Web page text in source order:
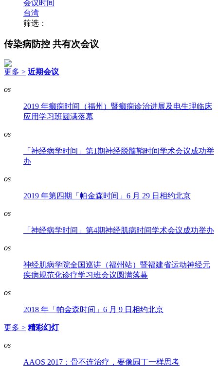
会议时间
台湾
筛选：
传染病防控 共有次会议
更多 > 近期会议
os
2019 年癫痫时间（福州）暨癫痫诊治进展及电生理临床
应用学习班圆满落幕
os
「神经病学时间」第1期神经脱髓鞘时间学术会议成功举
办
os
2019 年第四期「帕金森时间」6 月 29 日相约北京
os
「神经病学时间」第4期神经肌病时间学术会议成功举办
os
神经肌病学院全国巡讲（福州站）暨福建省运动神经元
疾病规范化诊疗学习班会议圆满落幕
os
2018 年「帕金森时间」6 月 9 日相约北京
更多 > 精彩幻灯
os
AAOS 2017：骨不连治疗，要像园丁一样思考